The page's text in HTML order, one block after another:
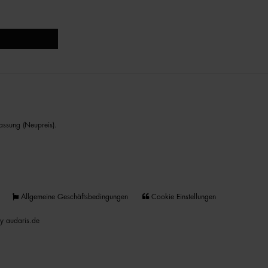
(Neupreis).
Allgemeine Geschäftsbedingungen Cookie Einstellungen
audaris.de